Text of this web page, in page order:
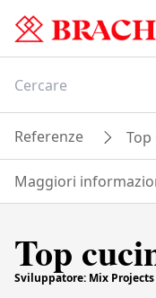
Referenze Top
Maggiori
Top
Sviluppatore: Mix